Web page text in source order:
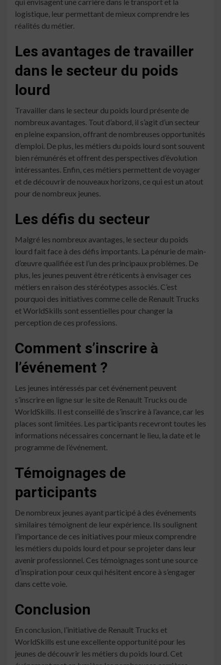
logistique, leur permettant de mieux comprendre les
réalités du métier.
Les avantages de travailler
dans le secteur du poids
lourd
Travailler dans le secteur du poids lourd présente de
nombreux avantages. Tout d’abord, il s’agit d’un secteur
en pleine expansion, offrant de nombreuses opportunités
d’emploi. De plus, les métiers du poids lourd sont souvent
bien rémunérés et offrent des perspectives d’évolution
intéressantes. Enfin, ces métiers permettent de voyager
et de découvrir de nouveaux horizons, ce qui est un atout
pour de nombreux jeunes.
Les défis du secteur
Malgré les nombreux avantages, le secteur du poids
lourd fait face à des défis importants. La pénurie de main-
d’œuvre qualifiée est l’un des principaux problèmes. De
plus, les jeunes peuvent être réticents à envisager ces
métiers en raison des stéréotypes associés. C’est
pourquoi des initiatives comme celle de Renault Trucks
et WorldSkills sont essentielles pour changer la
perception de ces professions.
Comment s’inscrire à
l’événement ?
Les jeunes intéressés par cet événement peuvent
s’inscrire en ligne sur le site de Renault Trucks ou de
WorldSkills. Il est conseillé de s’inscrire à l’avance, car les
places sont limitées. Les participants recevront toutes les
informations nécessaires concernant le lieu, la date et le
programme de l’événement.
Témoignages de
participants
De nombreux jeunes ayant participé à des événements
similaires témoignent de leur expérience. Ils soulignent
l’importance de ces initiatives pour mieux comprendre
les métiers du poids lourd et pour se projeter dans leur
avenir professionnel. Ces témoignages sont une source
d’inspiration pour ceux qui hésitent encore à s’engager
dans cette voie.
Conclusion
En conclusion, l’initiative de Renault Trucks et
WorldSkills est une excellente opportunité pour les
jeunes de découvrir les métiers du poids lourd. Cet